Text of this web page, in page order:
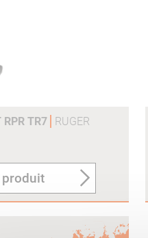
TR7 RUGER